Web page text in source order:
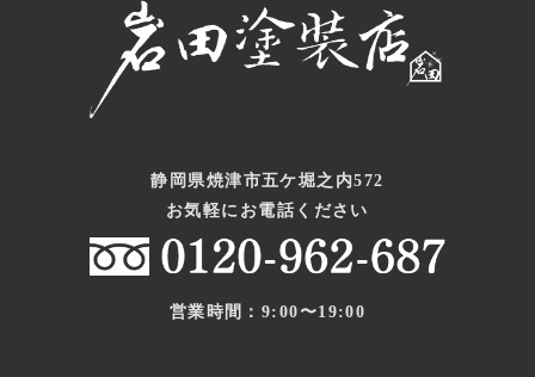
静岡県焼津市五ケ堀之内572
お気軽にお電話ください
営業時間：9:00〜19:00